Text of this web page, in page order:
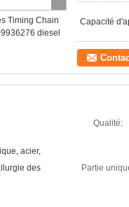
Timing Chain
diesel
Capacité
Qualité:
acier,
des
Partie